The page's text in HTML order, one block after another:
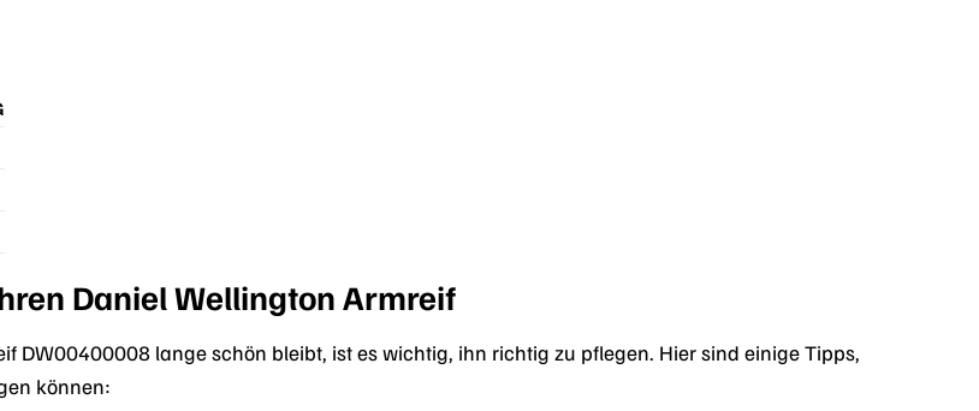
Daniel Wellington Armreif
DW00400008 lange schön bleibt, ist es wichtig, ihn richtig zu pflegen. Hier sind einige Tipps,
können: